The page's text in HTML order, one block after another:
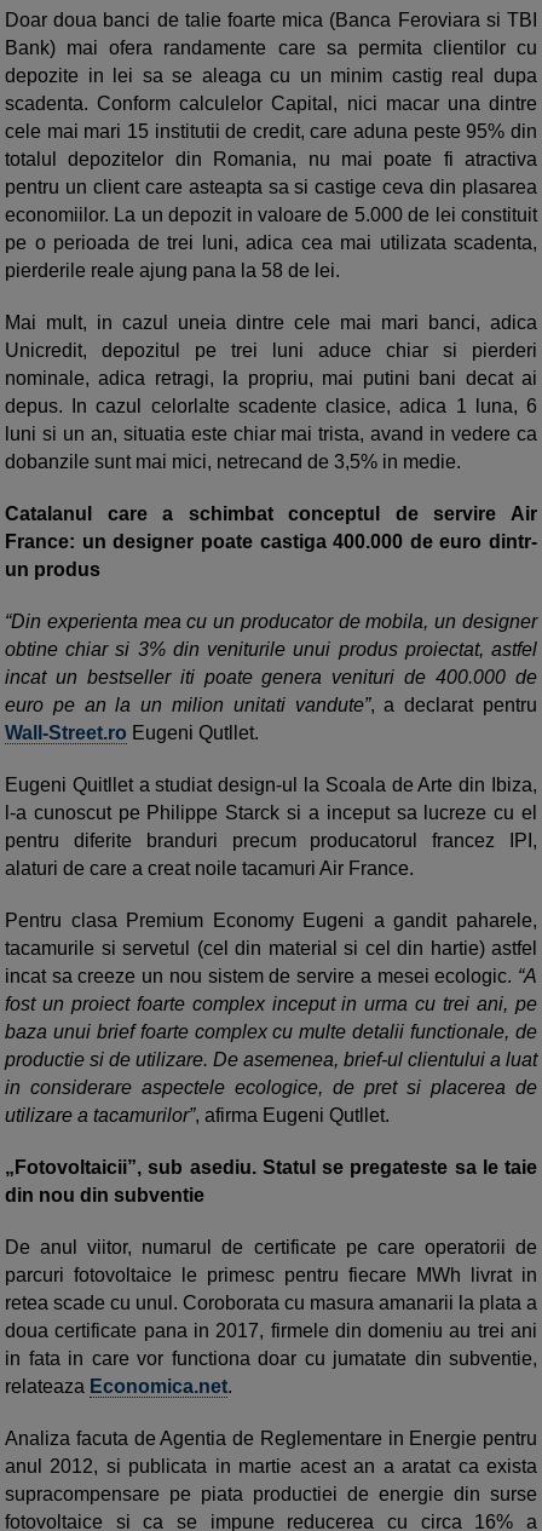
Doar doua banci de talie foarte mica (Banca Feroviara si TBI
Bank) mai ofera randamente care sa permita clientilor cu
depozite in lei sa se aleaga cu un minim castig real dupa
scadenta. Conform calculelor Capital, nici macar una dintre
cele mai mari 15 institutii de credit, care aduna peste 95% din
totalul depozitelor din Romania, nu mai poate fi atractiva
pentru un client care asteapta sa si castige ceva din plasarea
economiilor. La un depozit in valoare de 5.000 de lei constituit
pe o perioada de trei luni, adica cea mai utilizata scadenta,
pierderile reale ajung pana la 58 de lei.
Mai mult, in cazul uneia dintre cele mai mari banci, adica
Unicredit, depozitul pe trei luni aduce chiar si pierderi
nominale, adica retragi, la propriu, mai putini bani decat ai
depus. In cazul celorlalte scadente clasice, adica 1 luna, 6
luni si un an, situatia este chiar mai trista, avand in vedere ca
dobanzile sunt mai mici, netrecand de 3,5% in medie.
Catalanul care a schimbat conceptul de servire Air
France: un designer poate castiga 400.000 de euro dintr-
un produs
“Din experienta mea cu un producator de mobila, un designer
obtine chiar si 3% din veniturile unui produs proiectat, astfel
incat un bestseller iti poate genera venituri de 400.000 de
euro pe an la un milion unitati vandute”, a declarat pentru
Wall-Street.ro Eugeni Qutllet.
Eugeni Quitllet a studiat design-ul la Scoala de Arte din Ibiza,
l-a cunoscut pe Philippe Starck si a inceput sa lucreze cu el
pentru diferite branduri precum producatorul francez IPI,
alaturi de care a creat noile tacamuri Air France.
Pentru clasa Premium Economy Eugeni a gandit paharele,
tacamurile si servetul (cel din material si cel din hartie) astfel
incat sa creeze un nou sistem de servire a mesei ecologic. “A
fost un proiect foarte complex inceput in urma cu trei ani, pe
baza unui brief foarte complex cu multe detalii functionale, de
productie si de utilizare. De asemenea, brief-ul clientului a luat
in considerare aspectele ecologice, de pret si placerea de
utilizare a tacamurilor”, afirma Eugeni Qutllet.
„Fotovoltaicii”, sub asediu. Statul se pregateste sa le taie
din nou din subventie
De anul viitor, numarul de certificate pe care operatorii de
parcuri fotovoltaice le primesc pentru fiecare MWh livrat in
retea scade cu unul. Coroborata cu masura amanarii la plata a
doua certificate pana in 2017, firmele din domeniu au trei ani
in fata in care vor functiona doar cu jumatate din subventie,
relateaza Economica.net.
Analiza facuta de Agentia de Reglementare in Energie pentru
anul 2012, si publicata in martie acest an a aratat ca exista
supracompensare pe piata productiei de energie din surse
fotovoltaice si ca se impune reducerea cu circa 16% a